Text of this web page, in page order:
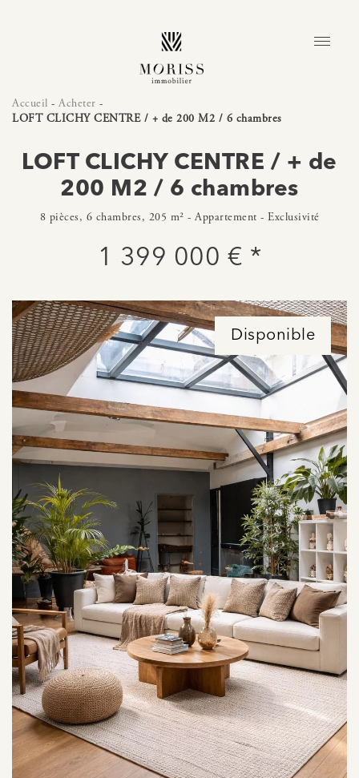
Accueil - Acheter -
LOFT CLICHY CENTRE / + de 200 M2 / 6 chambres
LOFT CLICHY CENTRE / + de
200 M2 / 6 chambres
8 pièces, 6 chambres, 205 m² - Appartement - Exclusivité
1 399 000 € *
Disponible